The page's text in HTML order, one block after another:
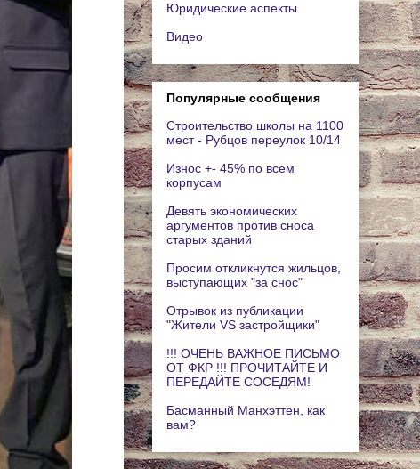
Юридические аспекты
Видео
Популярные сообщения
Строительство школы на 1100
мест - Рубцов переулок 10/14
Износ +- 45% по всем
корпусам
Девять экономических
аргументов против сноса
старых зданий
Просим откликнутся жильцов,
выступающих "за снос"
Отрывок из публикации
"Жители VS застройщики"
!!! ОЧЕНЬ ВАЖНОЕ ПИСЬМО
ОТ ФКР !!! ПРОЧИТАЙТЕ И
ПЕРЕДАЙТЕ СОСЕДЯМ!
Басманный Манхэттен, как
вам?